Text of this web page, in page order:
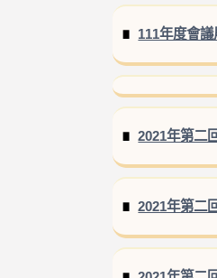
111年度會
2021年第二
2021年第二